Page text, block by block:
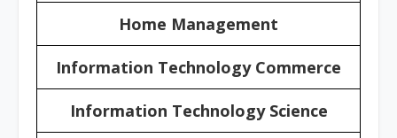
Home Management
Information Technology Commerce
Information Technology Science